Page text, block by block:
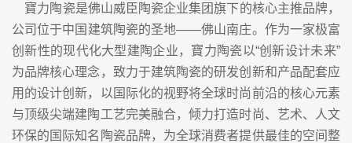
寶力陶瓷是佛山威臣陶瓷企业集团旗下的核心主推品牌，
公司位于中国建筑陶瓷的圣地——佛山南庄。作为一家极富
创新性的现代化大型建陶企业，寶力陶瓷以“创新设计未来”
为品牌核心理念，致力于建筑陶瓷的研发创新和产品配套应
用的设计创新，以国际化的视野将全球时尚前沿的核心元素
与顶级尖端建陶工艺完美融合，倾力打造时尚、艺术、人文
环保的国际知名陶瓷品牌，为全球消费者提供最佳的空间整